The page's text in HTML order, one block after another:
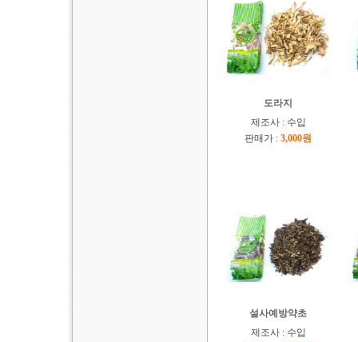
도라지
제조사 : 수입
판매가 : 3,000원
설사예방약초
제조사 : 수입